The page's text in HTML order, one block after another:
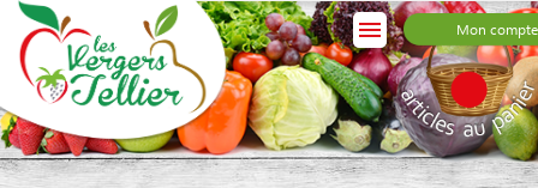
 Mon compte